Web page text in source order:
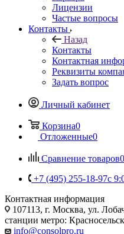
Лицензии
Частые вопросы
Контакты
Назад
Контакты
Контактная
Реквизиты
Задать вопрос
Личный кабинет
Корзина0
Отложенные0
Сравнение товаров0
+7 (495) 255-18-97с
Контактная информация
107113, г. Москва, ул.
станции метро:
info@consolpro.ru